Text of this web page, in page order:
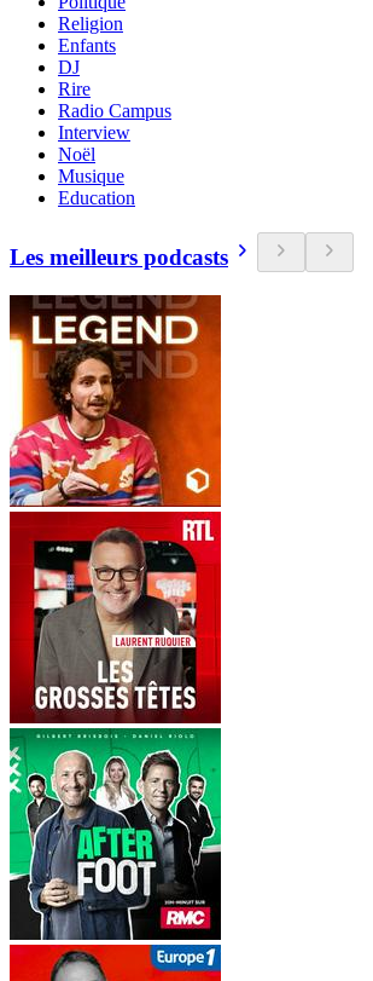
Religion
Enfants
DJ
Rire
Radio Campus
Interview
Noël
Musique
Education
Les meilleurs podcasts